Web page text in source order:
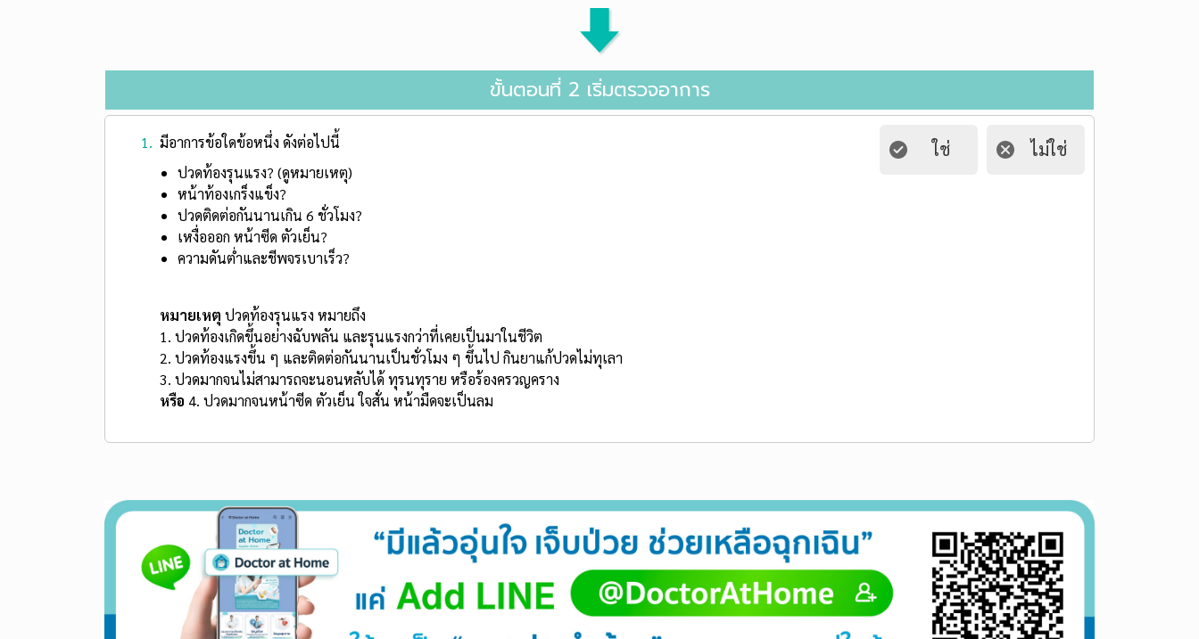
ขั้นตอนที่ 2 เริ่มตรวจอาการ
1. มีอาการข้อใดข้อหนึ่ง ดังต่อไปนี้
ปวดท้องรุนแรง? (ดูหมายเหตุ)
หน้าท้องเกร็งแข็ง?
ปวดติดต่อกันนานเกิน 6 ชั่วโมง?
เหงื่อออก หน้าซีด ตัวเย็น?
ความดันต่ำและชีพจรเบาเร็ว?
หมายเหตุ ปวดท้องรุนแรง หมายถึง
1. ปวดท้องเกิดขึ้นอย่างฉับพลัน และรุนแรงกว่าที่เคยเป็นมาในชีวิต
2. ปวดท้องแรงขึ้น ๆ และติดต่อกันนานเป็นชั่วโมง ๆ ขึ้นไป กินยาแก้ปวดไม่ทุเลา
3. ปวดมากจนไม่สามารถจะนอนหลับได้ ทุรนทุราย หรือร้องครวญคราง
หรือ 4. ปวดมากจนหน้าซีด ตัวเย็น ใจสั่น หน้ามืดจะเป็นลม